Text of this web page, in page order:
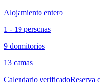
Alojamiento entero
1 - 19 personas
9 dormitorios
13 camas
Calendario verificadoReserva